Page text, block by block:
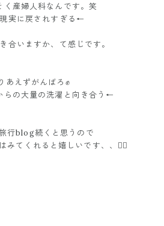
く産婦人科なんです。笑
実に戻されすぎる←
合いますか、て感じです。
あえずがんばろ✊
らの大量の洗濯と向き合う←
行blog続くと思うので
みてくれると嬉しいです、、❤️‍🔥